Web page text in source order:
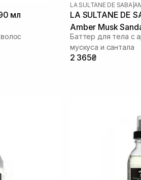
мл
LA SULTANE DE SABA
LA SULTANE DE
Amber Musk
Баттер для тела с
мускуса и сантала
2 365₴